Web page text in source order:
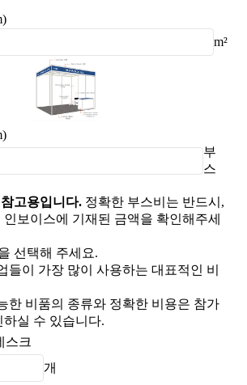
m²
부
스
고용입니다. 정확한 부스비는 반드시,
보이스에 기재된 금액을 확인해주세
선택해 주세요.
들이 가장 많이 사용하는 대표적인 비
한 비품의 종류와 정확한 비용은 참가
실 수 있습니다.
스크
개